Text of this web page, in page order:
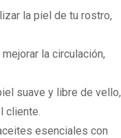
la piel de tu rostro,
la circulación,
suave y libre de vello,
cliente.
esenciales con